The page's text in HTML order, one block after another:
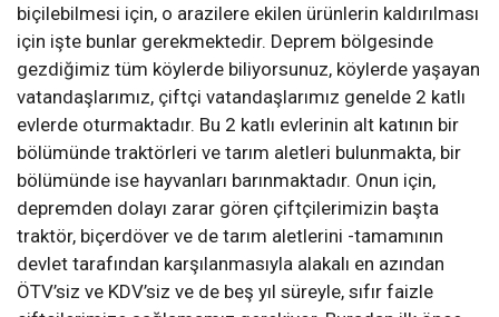
biçilebilmesi için, o arazilere ekilen ürünlerin kaldırılması
için işte bunlar gerekmektedir. Deprem bölgesinde
gezdiğimiz tüm köylerde biliyorsunuz, köylerde yaşayan
vatandaşlarımız, çiftçi vatandaşlarımız genelde 2 katlı
evlerde oturmaktadır. Bu 2 katlı evlerinin alt katının bir
bölümünde traktörleri ve tarım aletleri bulunmakta, bir
bölümünde ise hayvanları barınmaktadır. Onun için,
depremden dolayı zarar gören çiftçilerimizin başta
traktör, biçerdöver ve de tarım aletlerini -tamamının
devlet tarafından karşılanmasıyla alakalı en azından
ÖTV’siz ve KDV’siz ve de beş yıl süreyle, sıfır faizle